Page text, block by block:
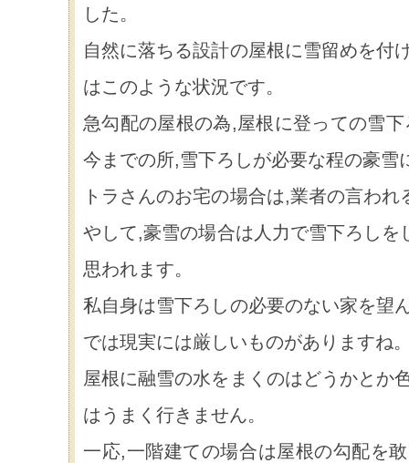
した。
自然に落ちる設計の屋根に雪留めを付
はこのような状況です。
急勾配の屋根の為,屋根に登っての雪
今までの所,雪下ろしが必要な程の豪雪
トラさんのお宅の場合は,業者の言わ
やして,豪雪の場合は人力で雪下ろしを
思われます。
私自身は雪下ろしの必要のない家を望
では現実には厳しいものがありますね
屋根に融雪の水をまくのはどうかとか
はうまく行きません。
一応,一階建ての場合は屋根の勾配を